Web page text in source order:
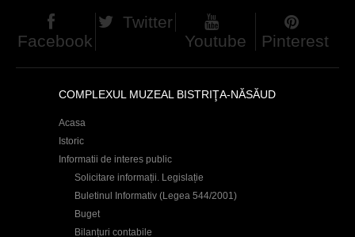
Facebook
Twitter
Youtube
Pinterest
COMPLEXUL MUZEAL BISTRIŢA-NĂSĂUD
Acasa
Istoric
Informatii de interes public
Solicitare informații. Legislație
Buletinul Informativ (Legea 544/2001)
Buget
Bilanțuri contabile